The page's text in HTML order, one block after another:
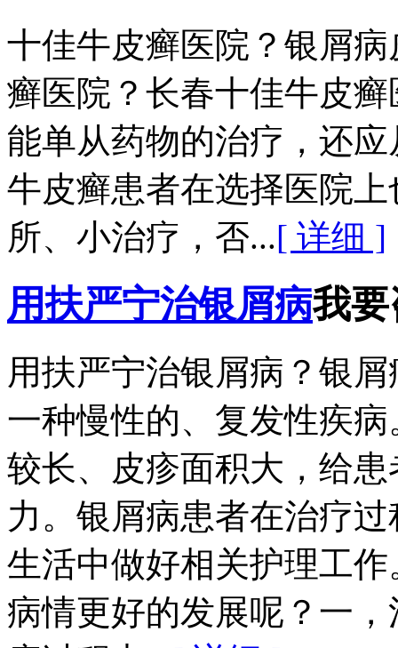
十佳牛皮癣医院？银屑
癣医院？长春十佳牛皮
能单从药物的治疗，还
牛皮癣患者在选择医院
所、小治疗，否...[ 详细 ]
用扶严宁治银屑病我
用扶严宁治银屑病？银
一种慢性的、复发性疾
较长、皮疹面积大，给
力。银屑病患者在治疗
生活中做好相关护理工
病情更好的发展呢？一